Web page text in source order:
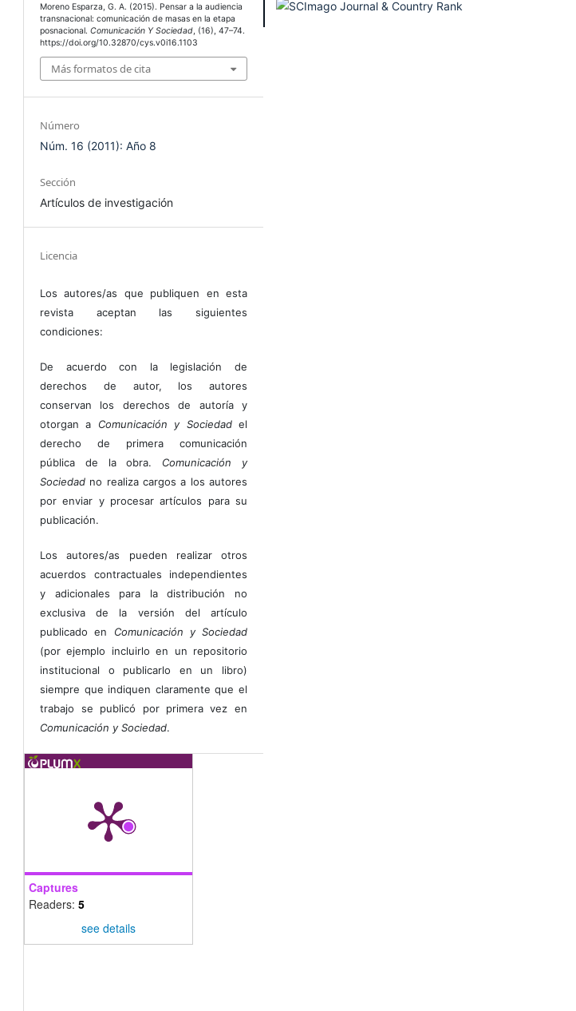
Moreno Esparza, G. A. (2015). Pensar a la audiencia
transnacional: comunicación de masas en la etapa
posnacional.Comunicación Y Sociedad, (16), 47–74.
https://doi.org/10.32870/cys.v0i16.1103
Más formatos de cita
Número
Núm. 16 (2011): Año 8
Sección
Artículos de investigación
Licencia
Los autores/as que publiquen en esta
revista aceptan las siguientes
condiciones:
De acuerdo con la legislación de
derechos de autor, los autores
conservan los derechos de autoría y
otorgan a Comunicación y Sociedadel
derecho de primera comunicación
pública de la obra. Comunicación y
Sociedad no realiza cargos a los autores
por enviar y procesar artículos para su
publicación.
Los autores/as pueden realizar otros
acuerdos contractuales independientes
y adicionales para la distribución no
exclusiva de la versión del artículo
publicado en Comunicación y Sociedad
(por ejemplo incluirlo en un repositorio
institucional o publicarlo en un libro)
siempre que indiquen claramente que el
trabajo se publicó por primera vez en
Comunicación y Sociedad.
Captures
Readers: 5
see details